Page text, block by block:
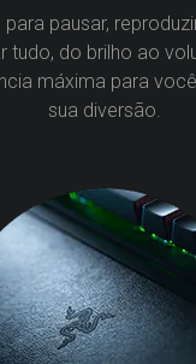
para pausar,
tudo, do brilho ao
máxima para
sua diversão.